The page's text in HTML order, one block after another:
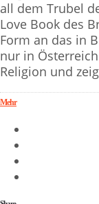
all dem Trubel
Love Book des
Form an das in
nur in
Religion und
Mehr